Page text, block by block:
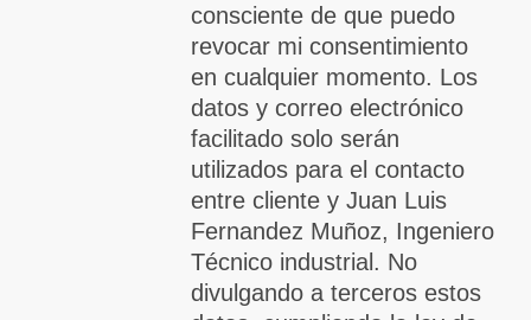
consciente de que puedo
revocar mi consentimiento
en cualquier momento. Los
datos y correo electrónico
facilitado solo serán
utilizados para el contacto
entre cliente y Juan Luis
Fernandez Muñoz, Ingeniero
Técnico industrial. No
divulgando a terceros estos